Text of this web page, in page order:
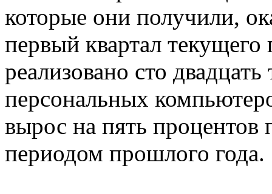
которые они получили,
первый квартал
реализовано сто
персональных
вырос на пять
периодом прошлого года.